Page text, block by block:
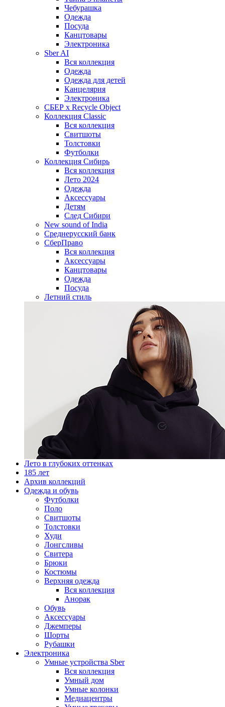
Чебурашка
Одежда
Посуда
Канцтовары
Электроника
Sber AI
Вся коллекция
Одежда
Одежда для детей
Канцелярия
Электроника
СБЕР x Recycle Object
Коллекция Classic
Вся коллекция
Свитшоты
Толстовки
Футболки
Коллекция Сибирь
Вся коллекция
Лето 2024
Одежда
Аксессуары
Детям
След Сибири
New sound of India
Среднерусский банк
СберПраво
Вся коллекция
Аксессуары
Канцтовары
Одежда
Посуда
Летний стиль
Лето в глубоких оттенках
185 лет
Архив коллекций
Одежда и обувь
Футболки
Поло
Свитшоты
Толстовки
Худи
Лонгсливы
Свитера
Брюки
Костюмы
Верхняя одежда
Вся коллекция
Анорак
Обувь
Аксессуары
Джемперы
Шорты
Рубашки
Электроника
Умные устройства Sber
Вся коллекция
Умный дом
Умные колонки
Медиацентры